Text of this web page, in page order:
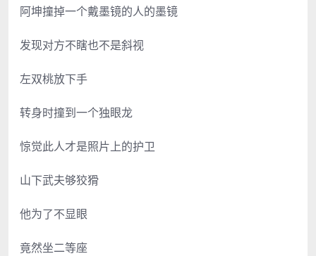
阿坤撞掉一个戴墨镜的人的墨镜
发现对方不瞎也不是斜视
左双桃放下手
转身时撞到一个独眼龙
惊觉此人才是照片上的护卫
山下武夫够狡猾
他为了不显眼
竟然坐二等座